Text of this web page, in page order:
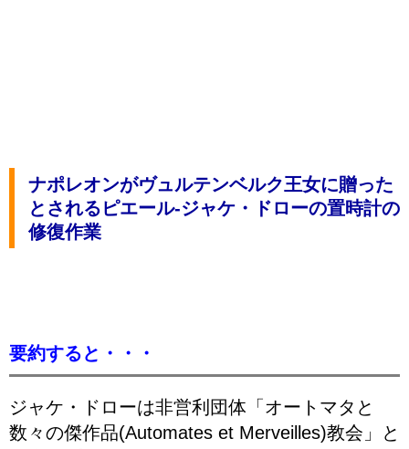
ナポレオンがヴュルテンベルク王女に贈った
とされるピエール-ジャケ・ドローの置時計の
修復作業
要約すると・・・
ジャケ・ドローは非営利団体「オートマタと
数々の傑作品(Automates et Merveilles)教会」と